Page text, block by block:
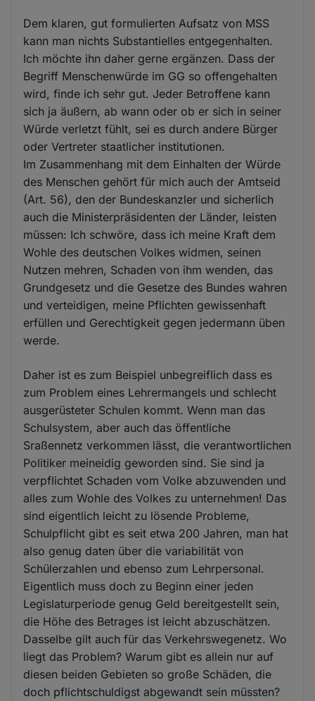
Dem klaren, gut formulierten Aufsatz von MSS
kann man nichts Substantielles entgegenhalten.
Ich möchte ihn daher gerne ergänzen. Dass der
Begriff Menschenwürde im GG so offengehalten
wird, finde ich sehr gut. Jeder Betroffene kann
sich ja äußern, ab wann oder ob er sich in seiner
Würde verletzt fühlt, sei es durch andere Bürger
oder Vertreter staatlicher institutionen.
Im Zusammenhang mit dem Einhalten der Würde
des Menschen gehört für mich auch der Amtseid
(Art. 56), den der Bundeskanzler und sicherlich
auch die Ministerpräsidenten der Länder, leisten
müssen: Ich schwöre, dass ich meine Kraft dem
Wohle des deutschen Volkes widmen, seinen
Nutzen mehren, Schaden von ihm wenden, das
Grundgesetz und die Gesetze des Bundes wahren
und verteidigen, meine Pflichten gewissenhaft
erfüllen und Gerechtigkeit gegen jedermann üben
werde.
Daher ist es zum Beispiel unbegreiflich dass es
zum Problem eines Lehrermangels und schlecht
ausgerüsteter Schulen kommt. Wenn man das
Schulsystem, aber auch das öffentliche
Sraßennetz verkommen lässt, die verantwortlichen
Politiker meineidig geworden sind. Sie sind ja
verpflichtet Schaden vom Volke abzuwenden und
alles zum Wohle des Volkes zu unternehmen! Das
sind eigentlich leicht zu lösende Probleme,
Schulpflicht gibt es seit etwa 200 Jahren, man hat
also genug daten über die variabilität von
Schülerzahlen und ebenso zum Lehrpersonal.
Eigentlich muss doch zu Beginn einer jeden
Legislaturperiode genug Geld bereitgestellt sein,
die Höhe des Betrages ist leicht abzuschätzen.
Dasselbe gilt auch für das Verkehrswegenetz. Wo
liegt das Problem? Warum gibt es allein nur auf
diesen beiden Gebieten so große Schäden, die
doch pflichtschuldigst abgewandt sein müssten?